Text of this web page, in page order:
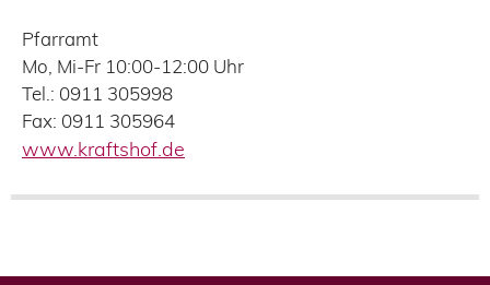
Pfarramt
Mo, Mi-Fr 10:00-12:00 Uhr
Tel.: 0911 305998
Fax: 0911 305964
www.kraftshof.de